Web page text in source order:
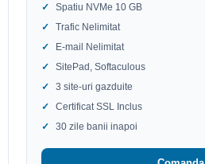
Spatiu NVMe 10 GB
Trafic Nelimitat
E-mail Nelimitat
SitePad, Softaculous
3 site-uri gazduite
Certificat SSL Inclus
30 zile banii inapoi